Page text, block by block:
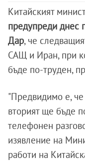
Китайският
предупреди днес
Дар, че
САЩ и Иран, при
бъде по-труден,
"Предвидимо е, че
вторият ще бъде
телефонен
изявление на
работи на